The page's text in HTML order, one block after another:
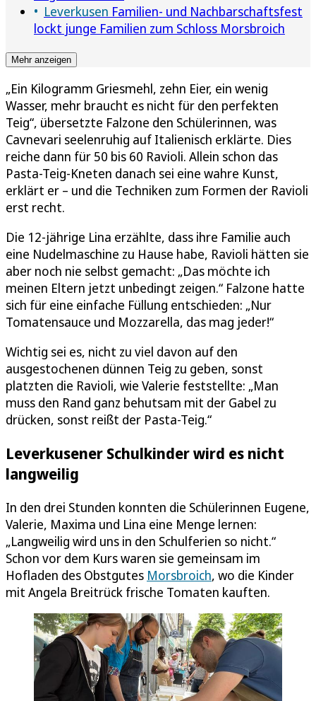
Leverkusen Familien- und Nachbarschaftsfest
lockt junge Familien zum Schloss Morsbroich
Mehr anzeigen
„Ein Kilogramm Griesmehl, zehn Eier, ein wenig
Wasser, mehr braucht es nicht für den perfekten
Teig“, übersetzte Falzone den Schülerinnen, was
Cavnevari seelenruhig auf Italienisch erklärte. Dies
reiche dann für 50 bis 60 Ravioli. Allein schon das
Pasta-Teig-Kneten danach sei eine wahre Kunst,
erklärt er – und die Techniken zum Formen der Ravioli
erst recht.
Die 12-jährige Lina erzählte, dass ihre Familie auch
eine Nudelmaschine zu Hause habe, Ravioli hätten sie
aber noch nie selbst gemacht: „Das möchte ich
meinen Eltern jetzt unbedingt zeigen.“ Falzone hatte
sich für eine einfache Füllung entschieden: „Nur
Tomatensauce und Mozzarella, das mag jeder!“
Wichtig sei es, nicht zu viel davon auf den
ausgestochenen dünnen Teig zu geben, sonst
platzten die Ravioli, wie Valerie feststellte: „Man
muss den Rand ganz behutsam mit der Gabel zu
drücken, sonst reißt der Pasta-Teig.“
Leverkusener Schulkinder wird es nicht
langweilig
In den drei Stunden konnten die Schülerinnen Eugene,
Valerie, Maxima und Lina eine Menge lernen:
„Langweilig wird uns in den Schulferien so nicht.“
Schon vor dem Kurs waren sie gemeinsam im
Hofladen des Obstgutes Morsbroich, wo die Kinder
mit Angela Breitrück frische Tomaten kauften.